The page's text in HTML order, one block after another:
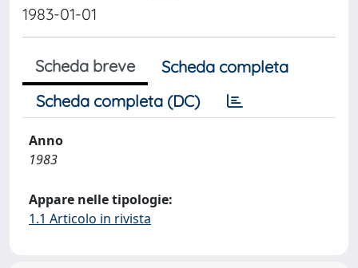
1983-01-01
Scheda breve
Scheda completa
Scheda completa (DC)
Anno
1983
Appare nelle tipologie:
1.1 Articolo in rivista